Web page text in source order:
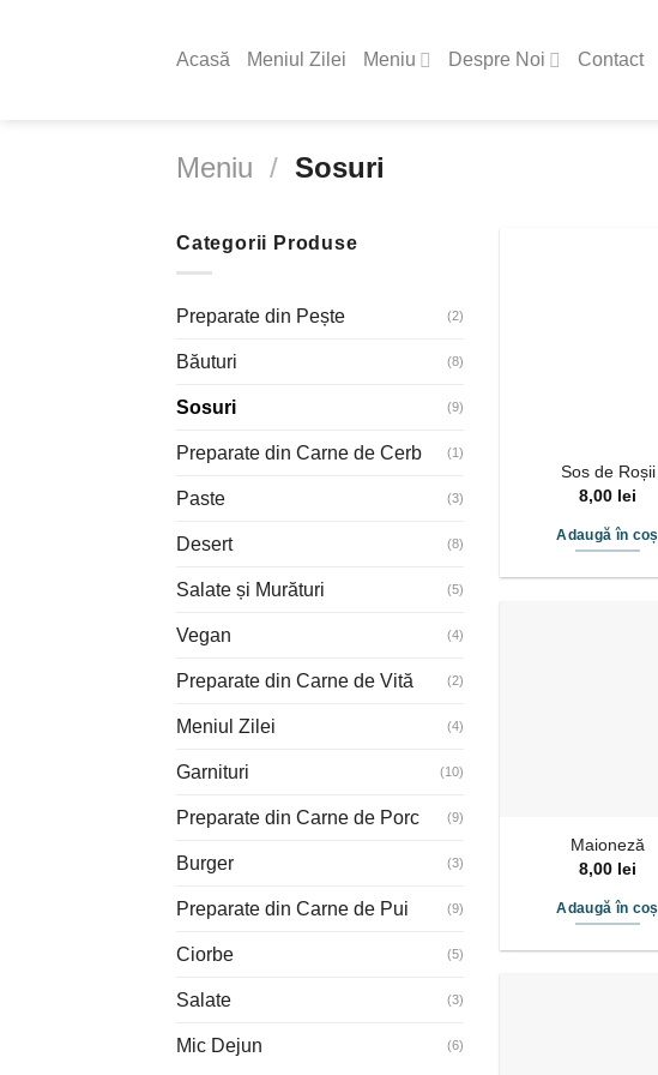
Acasă Meniul Zilei Meniu Despre Noi Contact
Meniu / Sosuri
Categorii Produse
Preparate din Pește (2)
Băuturi (8)
Sosuri (9)
Preparate din Carne de Cerb (1)
Paste (3)
Desert (8)
Salate și Murături (5)
Vegan (4)
Preparate din Carne de Vită (2)
Meniul Zilei (4)
Garnituri (10)
Preparate din Carne de Porc (9)
Burger (3)
Preparate din Carne de Pui (9)
Ciorbe (5)
Salate (3)
Mic Dejun (6)
Sos de Roșii
8,00 lei
Adaugă în coș
Maioneză
8,00 lei
Adaugă în coș